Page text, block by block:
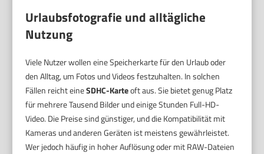
Urlaubsfotografie und alltägliche
Nutzung
Viele Nutzer wollen eine Speicherkarte für den Urlaub oder
den Alltag, um Fotos und Videos festzuhalten. In solchen
Fällen reicht eineSDHC-Karteoft aus. Sie bietet genug Platz
für mehrere Tausend Bilder und einige Stunden Full-HD-
Video. Die Preise sind günstiger, und die Kompatibilität mit
Kameras und anderen Geräten ist meistens gewährleistet.
Wer jedoch häufig in hoher Auflösung oder mit RAW-Dateien